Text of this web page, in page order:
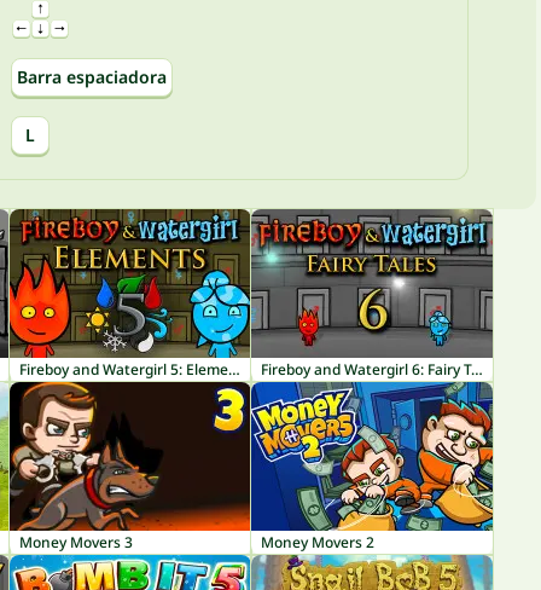
Barra espaciadora
L
Fireboy and Watergirl 5: Elements Fireboy and Watergirl 6: Fairy Tales
Money Movers 3 Money Movers 2